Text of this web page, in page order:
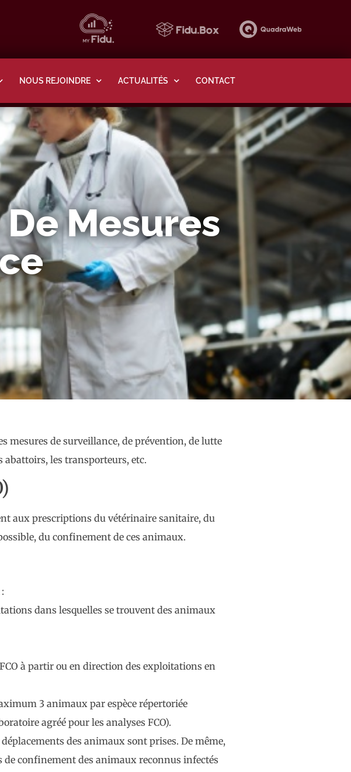
NOUS REJOINDRE ACTUALITÉS CONTACT
Mesures
mesures de surveillance, de prévention, de lutte
abattoirs, les transporteurs, etc.
aux prescriptions du vétérinaire sanitaire, du
du confinement de ces animaux.
dans lesquelles se trouvent des animaux
à partir ou en direction des exploitations en
3 animaux par espèce répertoriée
agréé pour les analyses FCO).
des animaux sont prises. De même,
de confinement des animaux reconnus infectés